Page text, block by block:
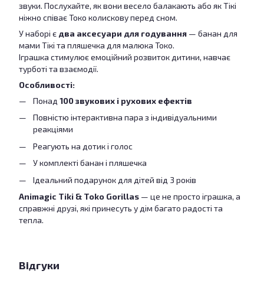
звуки. Послухайте, як вони весело балакають або як Тікі
ніжно співає Токо колискову перед сном.
У наборі є два аксесуари для годування — банан для
мами Тікі та пляшечка для малюка Токо.
Іграшка стимулює емоційний розвиток дитини, навчає
турботі та взаємодії.
Особливості:
Понад 100 звукових і рухових ефектів
Повністю інтерактивна пара з індивідуальними
реакціями
Реагують на дотик і голос
У комплекті банан і пляшечка
Ідеальний подарунок для дітей від 3 років
Animagic Tiki & Toko Gorillas — це не просто іграшка, а
справжні друзі, які принесуть у дім багато радості та
тепла.
Відгуки